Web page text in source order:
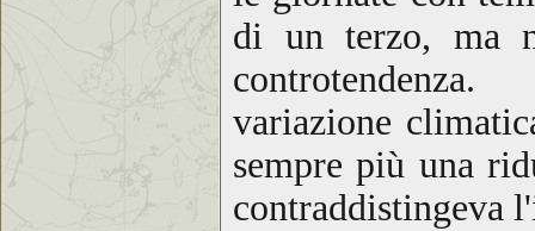
di un terzo, ma
controtendenza.
variazione
sempre più una
contraddistingeva